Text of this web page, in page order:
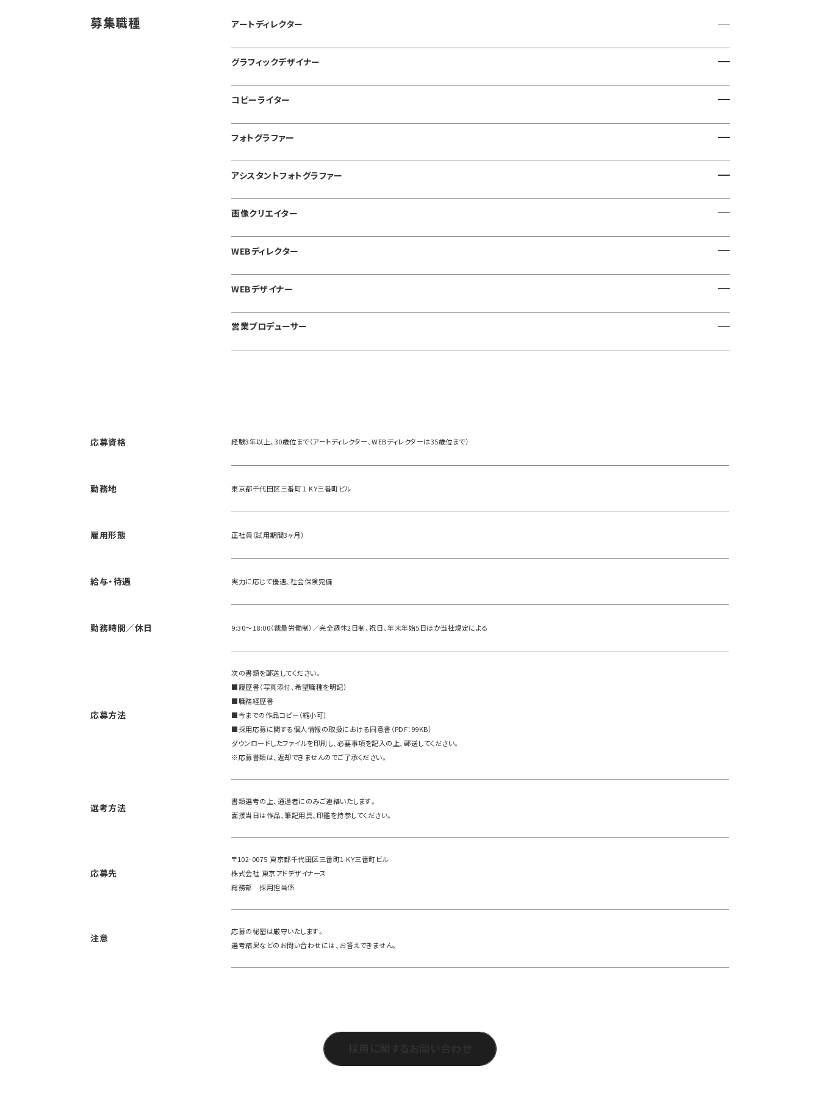
募集職種 アートディレクター
グラフィックデザイナー
コピーライター
フォトグラファー
アシスタントフォトグラファー
画像クリエイター
WEBディレクター
WEBデザイナー
営業プロデューサー
応募資格 経験3年以上、30歳位まで（アートディレクター、WEBディレクターは35歳位まで）
勤務地 東京都千代田区三番町１ KY三番町ビル
雇用形態 正社員（試用期間3ヶ月）
給与・待遇 実力に応じて優遇、社会保険完備
勤務時間／休日 9:30～18:00（裁量労働制）／完全週休2日制、祝日、年末年始5日ほか当社規定による
応募方法
次の書類を郵送してください。
■履歴書（写真添付、希望職種を明記）
■職務経歴書
■今までの作品コピー（縮小可）
■採用応募に関する個人情報の取扱における同意書（PDF：99KB）
ダウンロードしたファイルを印刷し、必要事項を記入の上、郵送してください。
※応募書類は、返却できませんのでご了承ください。
選考方法
書類選考の上、通過者にのみご連絡いたします。
面接当日は作品、筆記用具、印鑑を持参してください。
応募先
〒102-0075 東京都千代田区三番町1 KY三番町ビル
株式会社 東京アドデザイナース
総務部 採用担当係
注意
応募の秘密は厳守いたします。
選考結果などのお問い合わせには、お答えできません。